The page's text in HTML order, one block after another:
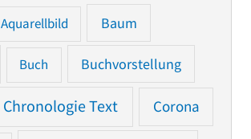
Aquarellbild Baum
Buch Buchvorstellung
Chronologie Text Corona